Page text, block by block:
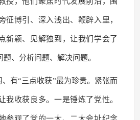
征博引、深入浅出、鞭辟入里，
新颖、见解独到，让我们学会了
、分析问题、解决问题。
、有“三点收获”最为珍贵。紧张而
我收获良多。一是锤炼了党性。